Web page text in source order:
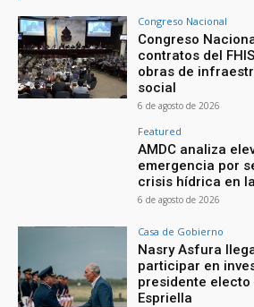
Congreso Nacional
Congreso
contratos del
obras de
social
6 de agosto de 2026
Featured
AMDC analiza
emergencia por
crisis hídrica en
6 de agosto de 2026
Casa de Gobierno
Nasry Asfura
participar en
presidente electo
Espriella